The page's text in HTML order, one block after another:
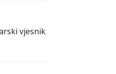
vjesnik - 15.5.2026.